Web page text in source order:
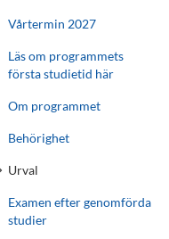
Vårtermin 2027
Läs om programmets
första studietid här
Om programmet
Behörighet
Urval
Examen efter genomförda
studier